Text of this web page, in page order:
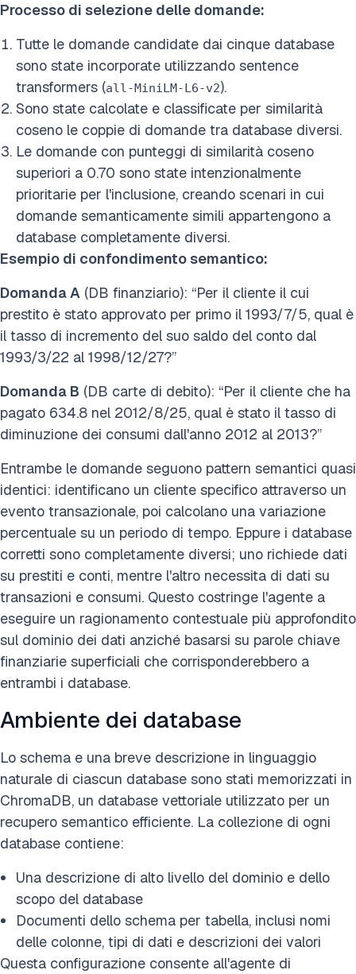
Processo di selezione delle domande:
Tutte le domande candidate dai cinque database
sono state incorporate utilizzando sentence
transformers (all-MiniLM-L6-v2).
Sono state calcolate e classificate per similarità
coseno le coppie di domande tra database diversi.
Le domande con punteggi di similarità coseno
superiori a 0.70 sono state intenzionalmente
prioritarie per l'inclusione, creando scenari in cui
domande semanticamente simili appartengono a
database completamente diversi.
Esempio di confondimento semantico:
Domanda A (DB finanziario): “Per il cliente il cui
prestito è stato approvato per primo il 1993/7/5, qual è
il tasso di incremento del suo saldo del conto dal
1993/3/22 al 1998/12/27?”
Domanda B (DB carte di debito): “Per il cliente che ha
pagato 634.8 nel 2012/8/25, qual è stato il tasso di
diminuzione dei consumi dall'anno 2012 al 2013?”
Entrambe le domande seguono pattern semantici quasi
identici: identificano un cliente specifico attraverso un
evento transazionale, poi calcolano una variazione
percentuale su un periodo di tempo. Eppure i database
corretti sono completamente diversi; uno richiede dati
su prestiti e conti, mentre l'altro necessita di dati su
transazioni e consumi. Questo costringe l'agente a
eseguire un ragionamento contestuale più approfondito
sul dominio dei dati anziché basarsi su parole chiave
finanziarie superficiali che corrisponderebbero a
entrambi i database.
Ambiente dei database
Lo schema e una breve descrizione in linguaggio
naturale di ciascun database sono stati memorizzati in
ChromaDB, un database vettoriale utilizzato per un
recupero semantico efficiente. La collezione di ogni
database contiene:
Una descrizione di alto livello del dominio e dello
scopo del database
Documenti dello schema per tabella, inclusi nomi
delle colonne, tipi di dati e descrizioni dei valori
Questa configurazione consente all'agente di